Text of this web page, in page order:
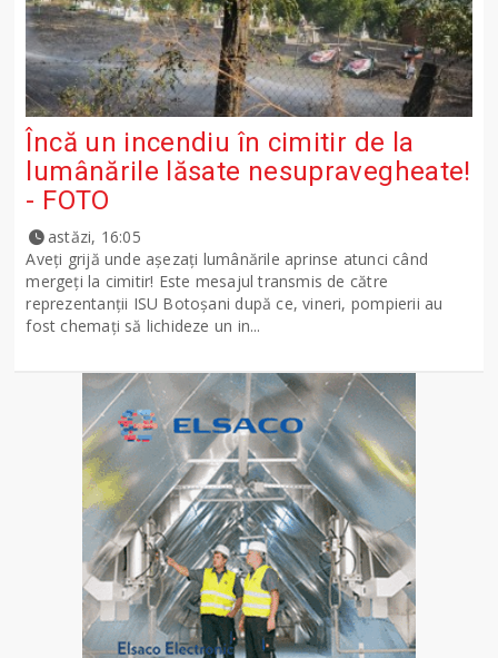
Încă un incendiu în cimitir de la
lumânările lăsate nesupravegheate!
- FOTO
astăzi, 16:05
Aveți grijă unde așezați lumânările aprinse atunci când
mergeți la cimitir! Este mesajul transmis de către
reprezentanții ISU Botoșani după ce, vineri, pompierii au
fost chemați să lichideze un in...